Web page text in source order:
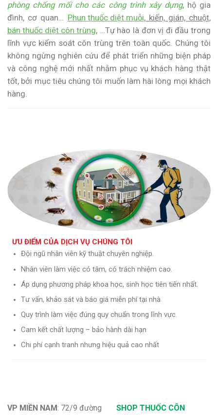
phòng chống mối cho các công trình xây dựng, hộ gia
đình, cơ quan… Phun thuốc diệt muỗi, kiến, gián, chuột,
bán thuốc diệt côn trùng, …Tự hào là đơn vị đi đầu trong
lĩnh vực kiểm soát côn trùng trên toàn quốc. Chúng tôi
không ngừng nghiên cứu để phát triển những biện pháp
và công nghệ mới nhất nhằm phục vụ khách hàng thật
tốt, bởi mục tiêu chúng tôi muốn làm hài lòng mọi khách
hàng.
ƯU ĐIỂM CỦA DỊCH VỤ CHÚNG TÔI
Đội ngũ nhân viên kỹ thuật chuyên nghiệp.
Nhân viên làm việc có tâm, có trách nhiệm cao.
Áp dụng phương pháp khoa học, sinh học tiên tiến nhất.
Tư vấn, khảo sát và báo giá miễn phí tại nhà
Quy trình làm việc đúng quy chuẩn trong lĩnh vực.
Cam kết chất lượng – bảo hành dài hạn
Chi phí cạnh tranh nhưng hiệu quả cao nhất
VP MIỀN NAM: 72/9 đường
SHOP THUỐC CÔN